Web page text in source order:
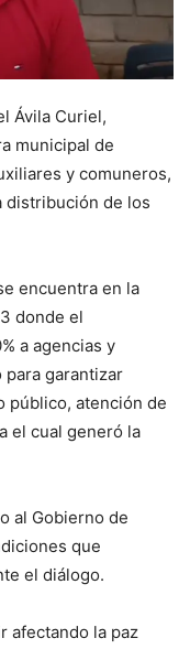
Ávila Curiel,
municipal de
y comuneros,
distribución de los
encuentra en la
donde el
a agencias y
para garantizar
público, atención de
el cual generó la
al Gobierno de
que
el diálogo.
afectando la paz